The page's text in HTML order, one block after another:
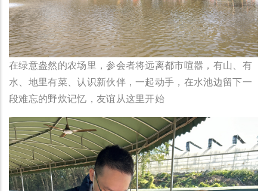
在绿意盎然的农场里，参会者将远离都市喧嚣，有山、有
水、地里有菜、认识新伙伴，一起动手，在水池边留下一
段难忘的野炊记忆，友谊从这里开始